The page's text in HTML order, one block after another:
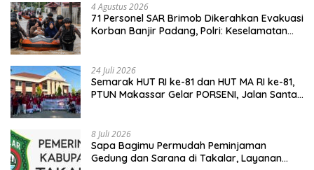
4 Agustus 2026
71 Personel SAR Brimob Dikerahkan Evakuasi
Korban Banjir Padang, Polri: Keselamatan
24 Juli 2026
Semarak HUT RI ke-81 dan HUT MA RI ke-81,
PTUN Makassar Gelar PORSENI, Jalan Santai
8 Juli 2026
Sapa Bagimu Permudah Peminjaman
Gedung dan Sarana di Takalar, Layanan